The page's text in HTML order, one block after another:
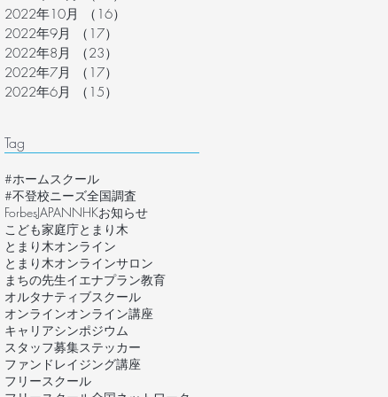
2022年10月
（16）
2022年9月
（17）
2022年8月
（23）
2022年7月
（17）
2022年6月
（15）
Tag
#ホームスクール
#不登校ニーズ全国調査
ForbesJAPANNHKお知らせ
こども家庭庁とまり木
とまり木オンライン
とまり木オンラインサロン
まちの先生イエナプラン教育
オルタナティブスクール
オンラインオンライン講座
キャリアシンポジウム
スタッフ募集ステッカー
ファンドレイジング講座
フリースクール